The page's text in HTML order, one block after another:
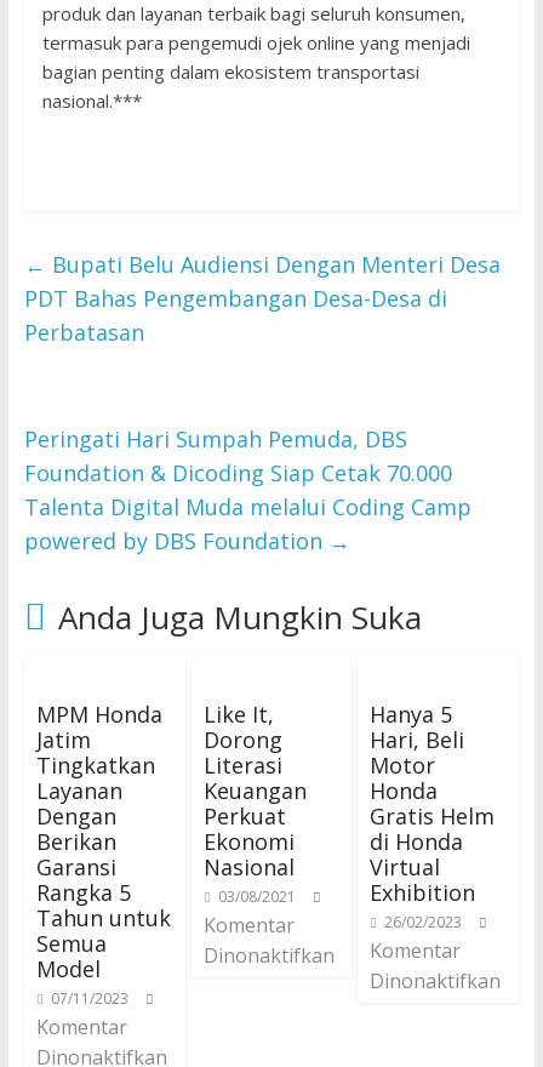
produk dan layanan terbaik bagi seluruh konsumen,
termasuk para pengemudi ojek online yang menjadi
bagian penting dalam ekosistem transportasi
nasional.***
← Bupati Belu Audiensi Dengan Menteri Desa
PDT Bahas Pengembangan Desa-Desa di
Perbatasan
Peringati Hari Sumpah Pemuda, DBS
Foundation & Dicoding Siap Cetak 70.000
Talenta Digital Muda melalui Coding Camp
powered by DBS Foundation →
Anda Juga Mungkin Suka
MPM Honda
Jatim
Tingkatkan
Layanan
Dengan
Berikan
Garansi
Rangka 5
Tahun untuk
Semua
Model
07/11/2023
Komentar
Dinonaktifkan
Like It,
Dorong
Literasi
Keuangan
Perkuat
Ekonomi
Nasional
03/08/2021
Komentar
Dinonaktifkan
Hanya 5
Hari, Beli
Motor
Honda
Gratis Helm
di Honda
Virtual
Exhibition
26/02/2023
Komentar
Dinonaktifkan